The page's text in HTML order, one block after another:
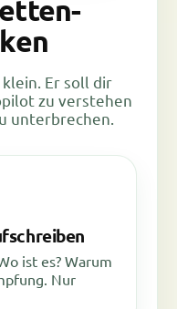
Er soll dir
zu verstehen
unterbrechen.
ist es? Warum
Nur